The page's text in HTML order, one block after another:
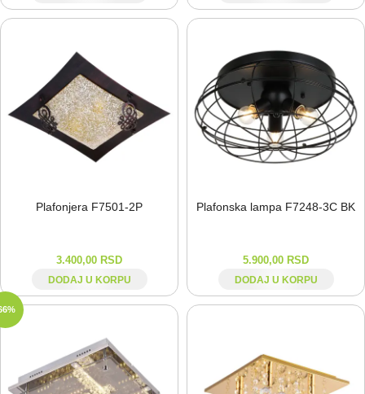
Plafonjera F7501-⁠2P
3.400,00 RSD
DODAJ U KORPU
Plafonska lampa F7248-⁠3C BK
5.900,00 RSD
DODAJ U KORPU